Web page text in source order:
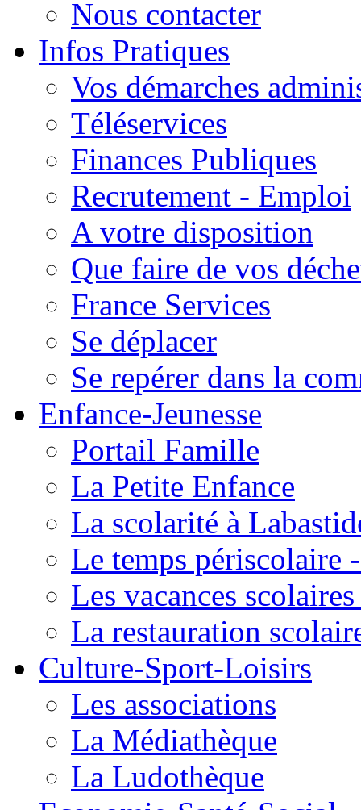
Nous contacter
Infos Pratiques
Vos démarches
Téléservices
Finances Publiques
Recrutement - Emploi
A votre disposition
Que faire de vos
France Services
Se déplacer
Se repérer dans la
Enfance-Jeunesse
Portail Famille
La Petite Enfance
La scolarité à
Le temps périscolaire
Les vacances
La restauration
Culture-Sport-Loisirs
Les associations
La Médiathèque
La Ludothèque